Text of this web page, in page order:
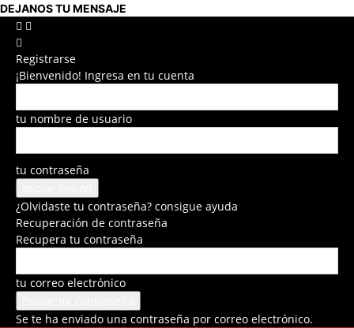
DEJANOS TU MENSAJE
Registrarse
¡Bienvenido! Ingresa en tu cuenta
tu nombre de usuario
tu contraseña
¿Olvidaste tu contraseña? consigue ayuda
Recuperación de contraseña
Recupera tu contraseña
tu correo electrónico
Se te ha enviado una contraseña por correo electrónico.